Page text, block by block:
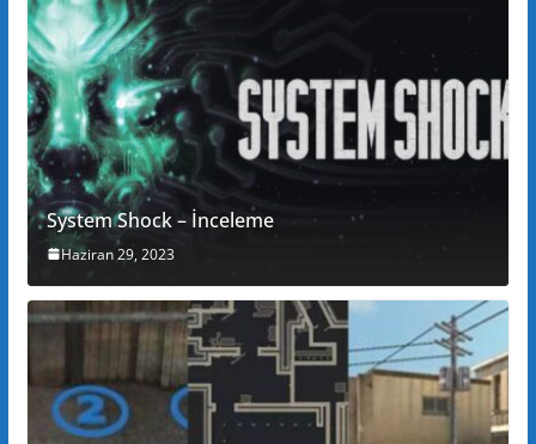
System Shock – İnceleme
Haziran 29, 2023